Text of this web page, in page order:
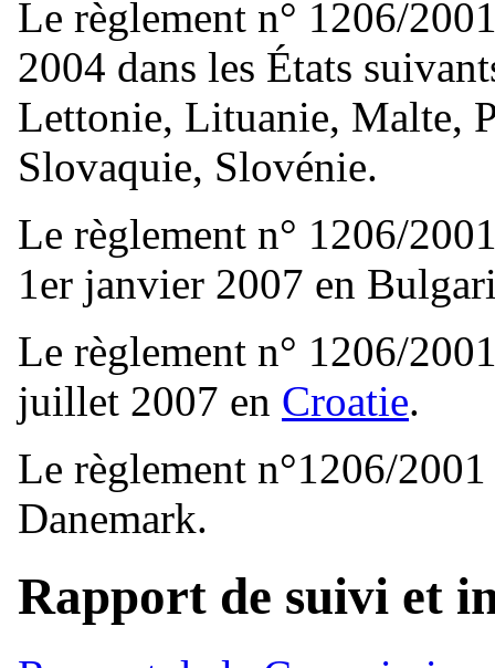
Le règlement n° 1206/
2004 dans les États
Lettonie, Lituanie, Malte,
Slovaquie, Slovénie.
Le règlement n° 1206/
1er janvier 2007 en
Le règlement n° 1206/
juillet 2007 en Croatie.
Le règlement n°1206/
Danemark.
Rapport de suivi et